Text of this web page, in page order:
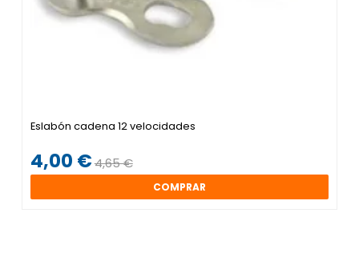
Eslabón cadena 12 velocidades
4,00 €4,65 €
COMPRAR